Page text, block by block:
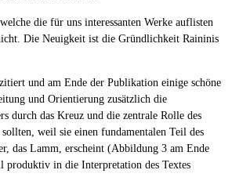
die für uns interessanten Werke auflisten
Die Neuigkeit ist die Gründlichkeit Raininis
und am Ende der Publikation einige schöne
und Orientierung zusätzlich die
durch das Kreuz und die zentrale Rolle des
weil sie einen fundamentalen Teil des
das Lamm, erscheint (Abbildung 3 am Ende
produktiv in die Interpretation des Textes